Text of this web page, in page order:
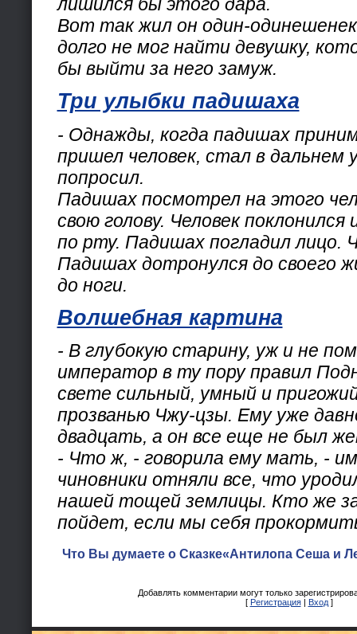
Вот так жил он один-
долго не мог найти девушку,
бы выйти за него замуж.
Три улыбки падишаха
- Однажды, когда падишах
пришел человек, стал в дальнем
попросил.
Падишах посмотрел на этого
свою голову. Человек поклонился
по рту. Падишах погладил лицо.
Падишах дотронулся до своего
до ноги.
Волшебная картина
- В глубокую старину, уж и не
император в ту пору правил
свете сильный, умный и
прозванью Чжу-цзы. Ему уже
двадцать, а он все еще не был
- Что ж, - говорила ему мать, -
чиновники отняли все, что
нашей тощей землицы. Кто же
пойдет, если мы себя
Что Вы думаете о Сказке«Антилопа Сеша и
Добавлять комментарии могут только
[ Регистрация| Вход]